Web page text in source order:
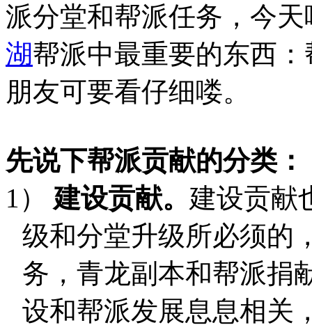
派分堂和帮派任务，今
湖帮派中最重要的东西
朋友可要看仔细喽。
先说下帮派贡献的分类：
1） 建设贡献。 建设贡献
级和分堂升级所必须的
务，青龙副本和帮派捐
设和帮派发展息息相关